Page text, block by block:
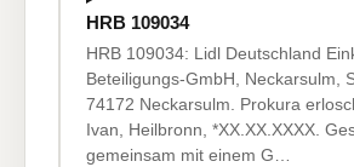
HRB 109034
HRB 109034: Lidl Deutschland
Beteiligungs-GmbH, Neckarsulm,
74172 Neckarsulm. Prokura
Ivan, Heilbronn, *XX.XX.XXXX.
gemeinsam mit einem G…